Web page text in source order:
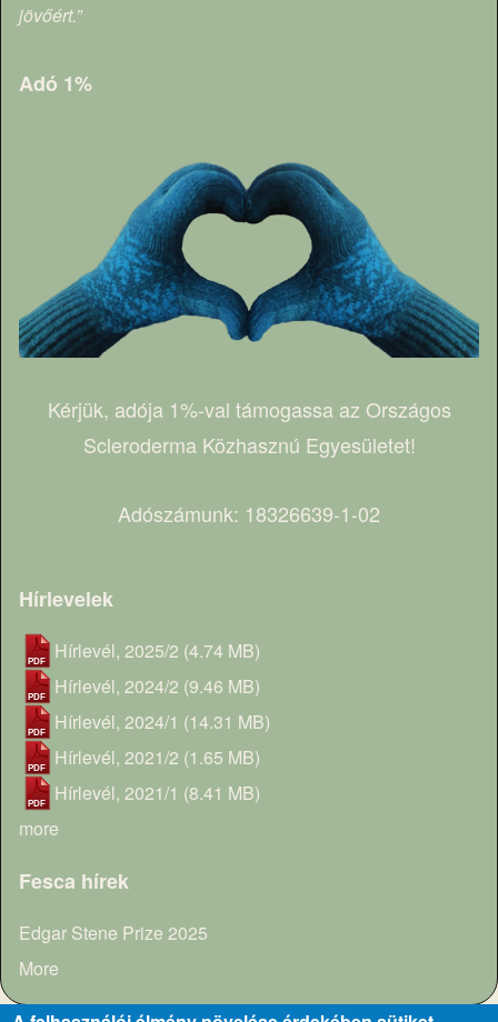
jövőért.”
Adó 1%
Kérjük, adója 1%-val támogassa az Országos
Scleroderma Közhasznú Egyesületet!
Adószámunk: 18326639-1-02
Hírlevelek
Hírlevél, 2025/2 (4.74 MB)
Hírlevél, 2024/2 (9.46 MB)
Hírlevél, 2024/1 (14.31 MB)
Hírlevél, 2021/2 (1.65 MB)
Hírlevél, 2021/1 (8.41 MB)
more
Fesca hírek
Edgar Stene Prize 2025
More